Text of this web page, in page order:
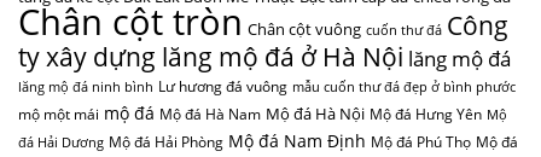
Chân cột tròn Chân cột vuông cuốn thư đá Công
ty xây dựng lăng mộ đá ở Hà Nội lăng mộ đá
lăng mộ đá ninh bình Lư hương đá vuông mẫu cuốn thư đá đẹp ở bình phước
mộ một mái mộ đá Mộ đá Hà Nam Mộ đá Hà Nội Mộ đá Hưng Yên Mộ
đá Hải Dương Mộ đá Hải Phòng Mộ đá Nam Định Mộ đá Phú Thọ Mộ đá